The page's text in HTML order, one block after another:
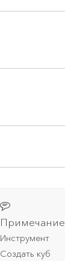
Примечание:
Инструмент
Создать куб